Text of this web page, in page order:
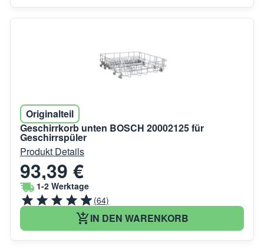
Originalteil
Geschirrkorb unten BOSCH 20002125 für
Geschirrspüler
Produkt Details
93,39 €
1-2 Werktage
(64)
IN DEN WARENKORB